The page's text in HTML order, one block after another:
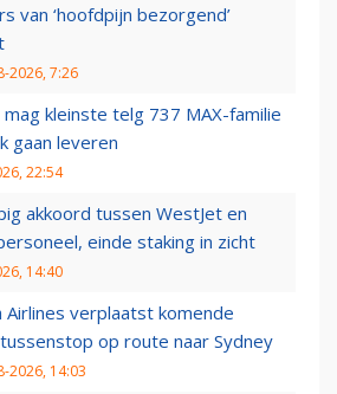
van ‘hoofdpijn bezorgend’
2026, 7:26
mag kleinste telg 737 MAX-familie
gaan leveren
22:54
akkoord tussen WestJet en
einde staking in zicht
14:40
Airlines verplaatst komende
op route naar Sydney
2026, 14:03